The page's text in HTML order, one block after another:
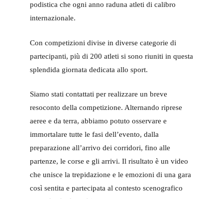
podistica che ogni anno raduna atleti di calibro
internazionale.
Con competizioni divise in diverse categorie di
partecipanti, più di 200 atleti si sono riuniti in questa
splendida giornata dedicata allo sport.
Siamo stati contattati per realizzare un breve
resoconto della competizione. Alternando riprese
aeree e da terra, abbiamo potuto osservare e
immortalare tutte le fasi dell’evento, dalla
preparazione all’arrivo dei corridori, fino alle
partenze, le corse e gli arrivi. Il risultato è un video
che unisce la trepidazione e le emozioni di una gara
così sentita e partecipata al contesto scenografico